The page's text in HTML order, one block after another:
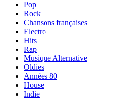
Pop
Rock
Chansons françaises
Electro
Hits
Rap
Musique Alternative
Oldies
Années 80
House
Indie